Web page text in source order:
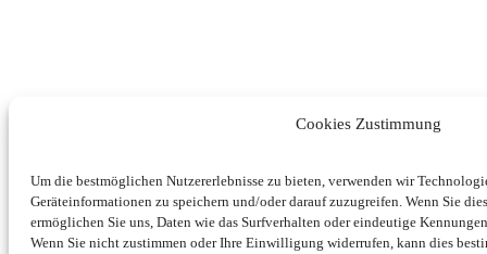
Cookies Zustimmung
Um die bestmöglichen Nutzererlebnisse zu bieten, verwenden wir
Geräteinformationen zu speichern und/oder darauf zuzugreifen. Wenn Sie
ermöglichen Sie uns, Daten wie das Surfverhalten oder eindeutige
Wenn Sie nicht zustimmen oder Ihre Einwilligung widerrufen, kann dies